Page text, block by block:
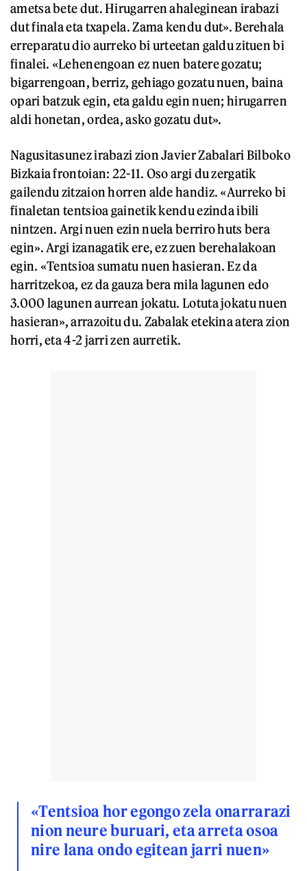
ametsa bete dut. Hirugarren ahaleginean irabazi
dut finala eta txapela. Zama kendu dut». Berehala
erreparatu dio aurreko bi urteetan galdu zituen bi
finalei. «Lehenengoan ez nuen batere gozatu;
bigarrengoan, berriz, gehiago gozatu nuen, baina
opari batzuk egin, eta galdu egin nuen; hirugarren
aldi honetan, ordea, asko gozatu dut».
Nagusitasunez irabazi zion Javier Zabalari Bilboko
Bizkaia frontoian: 22-11. Oso argi du zergatik
gailendu zitzaion horren alde handiz. «Aurreko bi
finaletan tentsioa gainetik kendu ezinda ibili
nintzen. Argi nuen ezin nuela berriro huts bera
egin». Argi izanagatik ere, ez zuen berehalakoan
egin. «Tentsioa sumatu nuen hasieran. Ez da
harritzekoa, ez da gauza bera mila lagunen edo
3.000 lagunen aurrean jokatu. Lotuta jokatu nuen
hasieran», arrazoitu du. Zabalak etekina atera zion
horri, eta 4-2 jarri zen aurretik.
«Tentsioa hor egongo zela onarrarazi
nion neure buruari, eta arreta osoa
nire lana ondo egitean jarri nuen»